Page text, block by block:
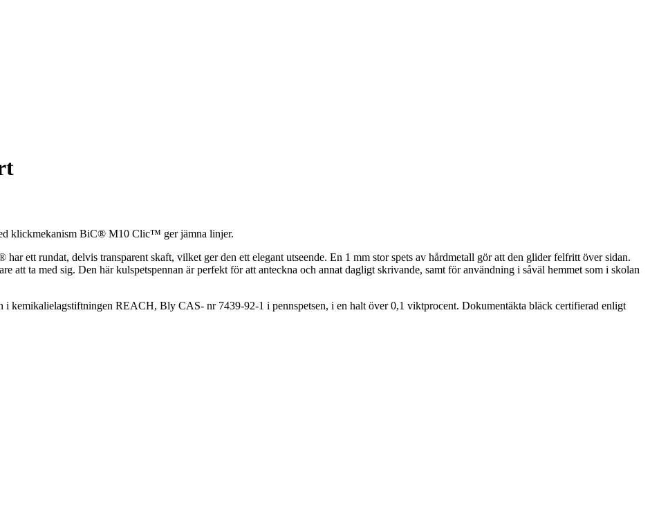
klickmekanism BiC® M10 Clic™ ger jämna linjer.
ett rundat, delvis transparent skaft, vilket ger den ett elegant utseende. En 1 mm stor spets av hårdmetall gör att den glider felfritt över sidan.
att ta med sig. Den här kulspetspennan är perfekt för att anteckna och annat dagligt skrivande, samt för användning i såväl hemmet som i skolan
i kemikalielagstiftningen REACH, Bly CAS- nr 7439-92-1 i pennspetsen, i en halt över 0,1 viktprocent. Dokumentäkta bläck certifierad enligt